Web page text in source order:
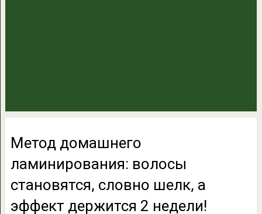
Метод домашнего
ламинирования: волосы
становятся, словно шелк, а
эффект держится 2 недели!